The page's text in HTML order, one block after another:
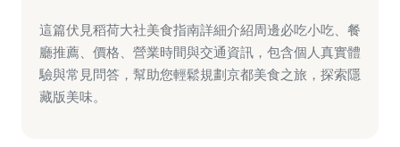
這篇伏見稻荷大社美食指南詳細介紹周邊必吃小吃、餐
廳推薦、價格、營業時間與交通資訊，包含個人真實體
驗與常見問答，幫助您輕鬆規劃京都美食之旅，探索隱
藏版美味。